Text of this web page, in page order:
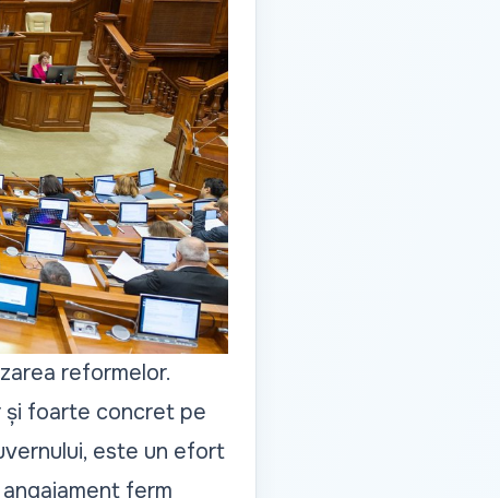
reformelor.
și foarte concret pe
este un efort
ferm